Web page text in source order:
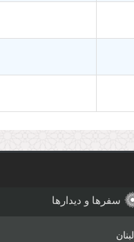
سفرها و دیدارها
لبنان